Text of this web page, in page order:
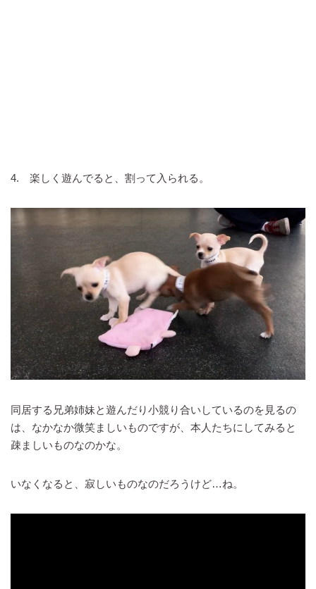
4. 楽しく遊んでると、割って入られる。
同居する兄弟姉妹と遊んだり小競り合いしているのを見るの
は、なかなか微笑ましいものですが、本人たちにしてみると
疎ましいものなのかな。
いなくなると、寂しいものなのだろうけど…ね。